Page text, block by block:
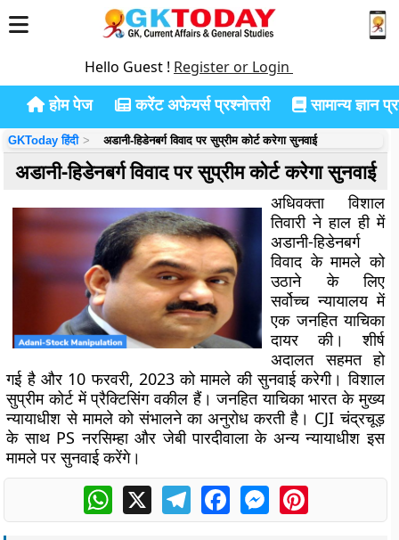
Hello Guest ! Register or Login
होम पेज करेंट अफेयर्स प्रश्नोत्तरी सामान्य ज्ञान
GKToday हिंदी अडानी-हिडेनबर्ग विवाद पर सुप्रीम कोर्ट करेगा सुनवाई
अडानी-हिडेनबर्ग विवाद पर सुप्रीम कोर्ट करेगा सुनवाई
अधिवक्ता विशाल
तिवारी ने हाल ही में
अडानी-हिडेनबर्ग
विवाद के मामले को
उठाने के लिए
सर्वोच्च न्यायालय में
एक जनहित याचिका
दायर की।शीर्ष
अदालत सहमत हो
गई है और 10 फरवरी, 2023 को मामले की सुनवाई करेगी। विशाल
सुप्रीम कोर्ट में प्रैक्टिसिंग वकील हैं।जनहित याचिका भारत के मुख्य
न्यायाधीश से मामले को संभालने का अनुरोध करती है। CJI चंद्रचूड़
के साथ PS नरसिम्हा और जेबी पारदीवाला के अन्य न्यायाधीश इस
मामले पर सुनवाई करेंगे।
WhatsApp
X TelegramFacebookMessengerPinterest